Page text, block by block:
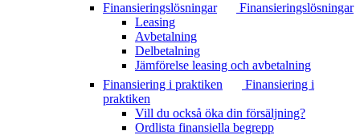
Finansieringslösningar
Finansieringslösningar
Leasing
Avbetalning
Delbetalning
Jämförelse leasing och avbetalning
Finansiering i praktiken
Finansiering i
praktiken
Vill du också öka din försäljning?
Ordlista finansiella begrepp